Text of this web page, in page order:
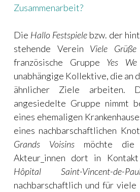
Zusammenarbeit?
Die Hallo Festspiele bzw. der
stehende Verein Viele
französische Gruppe Yes
unabhängige Kollektive, die an
ähnlicher Ziele arbeiten.
angesiedelte Gruppe nimmt
eines ehemaligen
eines nachbarschaftlichen
Grands Voisins möchte die
Akteur_innen dort in
Hôpital Saint-Vincent-de-
nachbarschaftlich und für viele